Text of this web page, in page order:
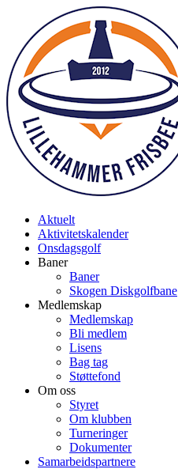
Aktuelt
Aktivitetskalender
Onsdagsgolf
Baner
Baner
Skogen Diskgolfbane
Medlemskap
Medlemskap
Bli medlem
Lisens
Bag tag
Støttefond
Om oss
Styret
Om klubben
Turneringer
Dokumenter
Samarbeidspartnere